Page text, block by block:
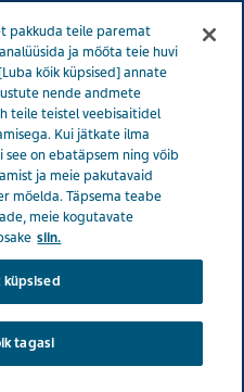
Kõik lood
leevendust aastaid kestnud
ja õige
leevendust
pakkuda teile paremat
ja mõõta teie huvi
kõik küpsised] annate
nende andmete
teile teistel veebisaitidel
Kui jätkate ilma
see on ebatäpsem ning võib
ja meie pakutavaid
mõelda. Täpsema teabe
meie kogutavate
siin.
küpsised
tagasi